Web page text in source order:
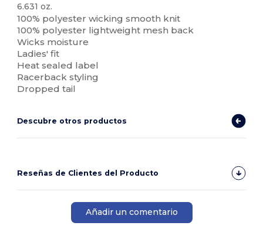
6.631 oz.
100% polyester wicking smooth knit
100% polyester lightweight mesh back
Wicks moisture
Ladies' fit
Heat sealed label
Racerback styling
Dropped tail
Descubre otros productos
Reseñas de Clientes del Producto
Añadir un comentario